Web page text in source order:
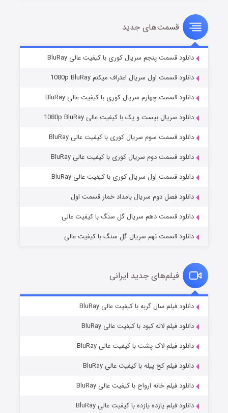
سریال زشت
قسمت5 (زیرنویس) منتشر شد
وستی ها
قسمت1 (زیرنویس) منتشر شد
قسمت6 (زیرنویس) منتشر شد
قسمت‌های جدید
دانلود قسمت پنجم سریال کوری با کیفیت عالی BluRay
دانلود قسمت اول سریال اعتراف میکنم 1080p BluRay
دانلود قسمت چهارم سریال کوری با کیفیت عالی BluRay
دانلود سریال بیست و یک با کیفیت عالی 1080p BluRay
دانلود قسمت سوم سریال کوری با کیفیت عالی BluRay
دانلود قسمت دوم سریال کوری با کیفیت عالی BluRay
دانلود قسمت اول سریال کوری با کیفیت عالی BluRay
دانلود فصل دوم سریال بامداد خمار قسمت اول
دانلود قسمت دهم سریال گل سنگ با کیفیت عالی
دانلود قسمت نهم سریال گل سنگ با کیفیت عالی
فیلم‌های جدید ایرانی
دانلود فیلم سال گربه با کیفیت عالی BluRay
دانلود فیلم لاله کبود با کیفیت عالی BluRay
دانلود فیلم لاک پشت با کیفیت عالی BluRay
دانلود فیلم کج‌ پیله با کیفیت عالی BluRay
دانلود فیلم خانه ارواح با کیفیت عالی BluRay
دانلود فیلم یازده یازده با کیفیت عالی BluRay